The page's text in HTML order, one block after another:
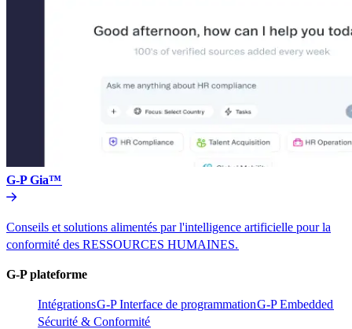
G-P Gia™​​
Conseils et solutions alimentés par l'intelligence artificielle pour la
conformité des RESSOURCES HUMAINES.​​
G-P plateforme​​
Intégrations​​G-P Interface de programmation​​G-P Embedded​​
Sécurité & Conformité​​